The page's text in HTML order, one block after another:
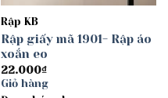
Rập KB
Rập giấy mã 1901- Rập áo
xoắn eo
22.000₫
Giỏ hàng